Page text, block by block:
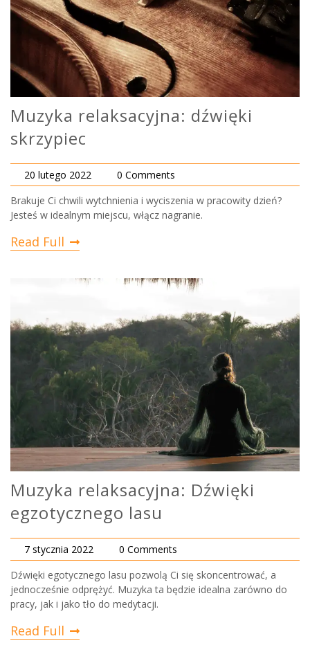
Muzyka relaksacyjna: dźwięki
skrzypiec
20 lutego 2022
0 Comments
Brakuje Ci chwili wytchnienia i wyciszenia w pracowity dzień?
Jesteś w idealnym miejscu, włącz nagranie.
Read Full
Muzyka relaksacyjna: Dźwięki
egzotycznego lasu
7 stycznia 2022
0 Comments
Dźwięki egotycznego lasu pozwolą Ci się skoncentrować, a
jednocześnie odprężyć. Muzyka ta będzie idealna zarówno do
pracy, jak i jako tło do medytacji.
Read Full